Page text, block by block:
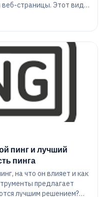
страницы. Этот вид
мониторинга, чтобы
так же может быть
- общие функции
пинг и лучший
пинга
на что он влияет и как
предлагает
лучшим решением?